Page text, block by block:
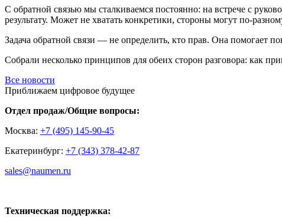
С обратной связью мы сталкиваемся постоянно: на встрече с
результату. Может не хватать конкретики, стороны могут по-
Задача обратной связи — не определить, кто прав. Она помогает
Собрали несколько принципов для обеих сторон разговора: как
Все новости
Приближаем цифровое будущее
Отдел продаж/Общие вопросы:
Москва: +7 (495) 145-90-45
Екатеринбург: +7 (343) 378-42-87
sales@naumen.ru
Техническая поддержка: